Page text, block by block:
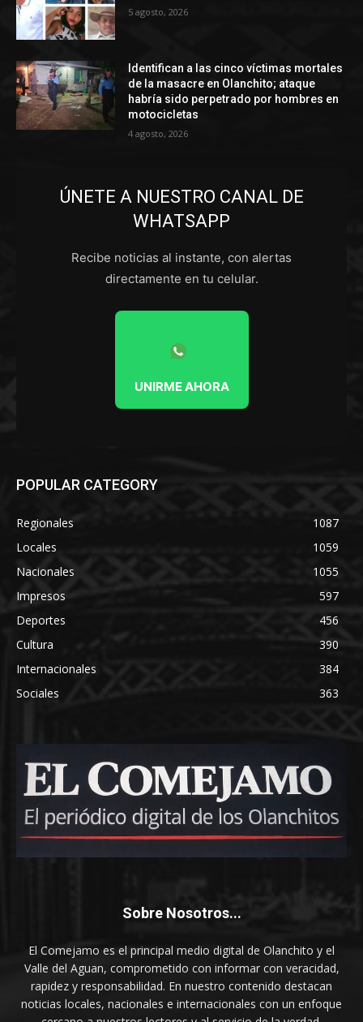
5 agosto, 2026
Identifican a las cinco víctimas mortales
de la masacre en Olanchito; ataque
habría sido perpetrado por hombres en
motocicletas
4 agosto, 2026
ÚNETE A NUESTRO CANAL DE
WHATSAPP
Recibe noticias al instante, con alertas
directamente en tu celular.
UNIRME AHORA
POPULAR CATEGORY
Regionales
1087
Locales
1059
Nacionales
1055
Impresos
597
Deportes
456
Cultura
390
Internacionales
384
Sociales
363
Sobre Nosotros...
El Comejamo es el principal medio digital de Olanchito y el
Valle del Aguan, comprometido con informar con veracidad,
rapidez y responsabilidad. En nuestro contenido destacan
noticias locales, nacionales e internacionales con un enfoque